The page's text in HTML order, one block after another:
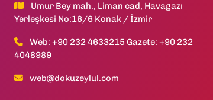
Umur Bey mah., Liman cad, Havagazı
Yerleşkesi No:16/6 Konak / İzmir
Web: +90 232 4633215 Gazete: +90 232
4048989
web@dokuzeylul.com